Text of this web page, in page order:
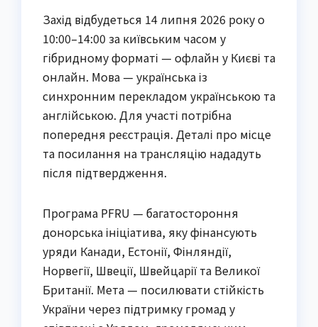
Захід відбудеться 14 липня 2026 року о
10:00–14:00 за київським часом у
гібридному форматі — офлайн у Києві та
онлайн. Мова — українська із
синхронним перекладом українською та
англійською. Для участі потрібна
попередня реєстрація. Деталі про місце
та посилання на трансляцію нададуть
після підтвердження.
Програма PFRU — багатостороння
донорська ініціатива, яку фінансують
уряди Канади, Естонії, Фінляндії,
Норвегії, Швеції, Швейцарії та Великої
Британії. Мета — посилювати стійкість
України через підтримку громад у